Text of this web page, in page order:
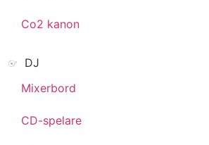
Co2 kanon
DJ
Mixerbord
CD-spelare